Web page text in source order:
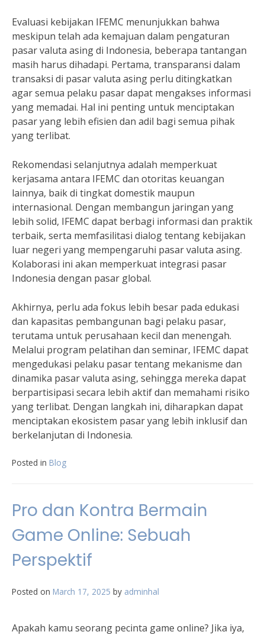
Evaluasi kebijakan IFEMC menunjukkan bahwa
meskipun telah ada kemajuan dalam pengaturan
pasar valuta asing di Indonesia, beberapa tantangan
masih harus dihadapi. Pertama, transparansi dalam
transaksi di pasar valuta asing perlu ditingkatkan
agar semua pelaku pasar dapat mengakses informasi
yang memadai. Hal ini penting untuk menciptakan
pasar yang lebih efisien dan adil bagi semua pihak
yang terlibat.
Rekomendasi selanjutnya adalah memperkuat
kerjasama antara IFEMC dan otoritas keuangan
lainnya, baik di tingkat domestik maupun
internasional. Dengan membangun jaringan yang
lebih solid, IFEMC dapat berbagi informasi dan praktik
terbaik, serta memfasilitasi dialog tentang kebijakan
luar negeri yang mempengaruhi pasar valuta asing.
Kolaborasi ini akan memperkuat integrasi pasar
Indonesia dengan pasar global.
Akhirnya, perlu ada fokus lebih besar pada edukasi
dan kapasitas pembangunan bagi pelaku pasar,
terutama untuk perusahaan kecil dan menengah.
Melalui program pelatihan dan seminar, IFEMC dapat
mengedukasi pelaku pasar tentang mekanisme dan
dinamika pasar valuta asing, sehingga mereka dapat
berpartisipasi secara lebih aktif dan memahami risiko
yang terlibat. Dengan langkah ini, diharapkan dapat
menciptakan ekosistem pasar yang lebih inklusif dan
berkelanjutan di Indonesia.
Posted in Blog
Pro dan Kontra Bermain
Game Online: Sebuah
Perspektif
Posted on March 17, 2025 by adminhal
Apakah kamu seorang pecinta game online? Jika iya,